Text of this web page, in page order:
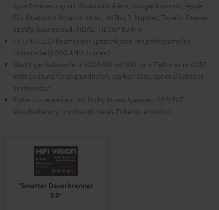
Sprachsteuerung mit Works with Alexa, Google Assistant, Apple
Siri, Bluetooth, Amazon Music, AirPlay 2, Napster, TuneIn, Deezer,
Spotify, Soundcloud, TIDAL, HEOS® Built-in
4K UHD-LED-Beamer der Spitzenklasse mit professioneller
Lichtstärke (3.200 ANSI-Lumen)
Mächtiger Subwoofer S 6000 SW mit 300-mm-Tieftöner und 250
Watt Leistung für abgrundtiefen, starken Bass, optional kabellos
ansteuerbar
Einfach zu erweitern mit Dolby Atmos Speakern REFLEKT,
Wandhalterung und Standfüße als Zubehör erhältlich
"Smarter Dauerbrenner
3.0"